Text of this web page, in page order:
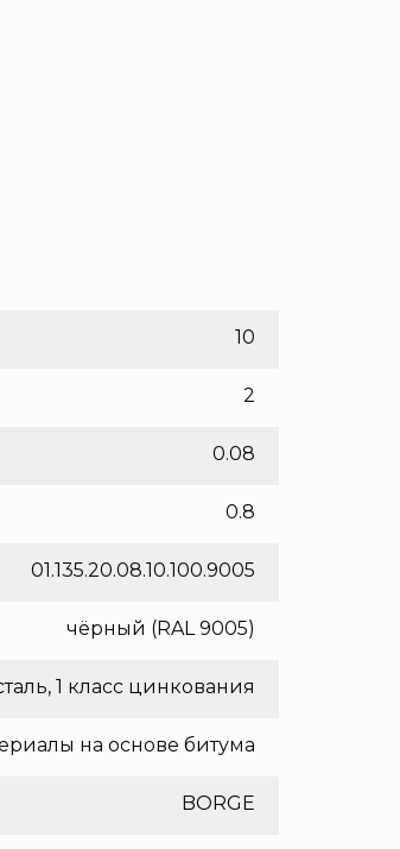
10
2
0.08
0.8
01.135.20.08.10.100.9005
чёрный (RAL 9005)
1 класс цинкования
на основе битума
BORGE